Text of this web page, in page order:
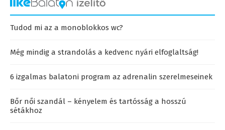
Tudod mi az a monoblokkos wc?
Még mindig a strandolás a kedvenc nyári elfoglaltság!
6 izgalmas balatoni program az adrenalin szerelmeseinek
Bőr női szandál – kényelem és tartósság a hosszú
sétákhoz